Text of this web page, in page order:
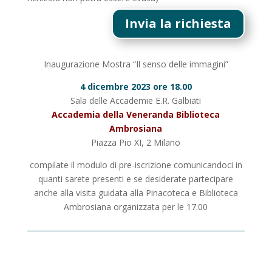
Invia la richiesta
Inaugurazione Mostra “Il senso delle immagini”
4 dicembre 2023 ore 18.00
Sala delle Accademie E.R. Galbiati
Accademia della Veneranda Biblioteca
Ambrosiana
Piazza Pio XI, 2 Milano
compilate il modulo di pre-iscrizione comunicandoci in
quanti sarete presenti e se desiderate partecipare
anche alla visita guidata alla Pinacoteca e Biblioteca
Ambrosiana organizzata per le 17.00